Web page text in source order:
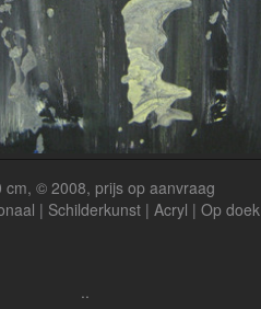
cm, © 2008, prijs op aanvraag
| Schilderkunst | Acryl | Op doek
..